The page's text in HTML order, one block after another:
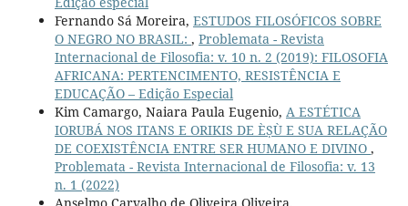
Fernando Sá Moreira, ESTUDOS FILOSÓFICOS SOBRE
O NEGRO NO BRASIL: , Problemata - Revista
Internacional de Filosofia: v. 10 n. 2 (2019): FILOSOFIA
AFRICANA: PERTENCIMENTO, RESISTÊNCIA E
EDUCAÇÃO – Edição Especial
Kim Camargo, Naiara Paula Eugenio, A ESTÉTICA
IORUBÁ NOS ITANS E ORIKIS DE ÈṢÙ E SUA RELAÇÃO
DE COEXISTÊNCIA ENTRE SER HUMANO E DIVINO ,
Problemata - Revista Internacional de Filosofia: v. 13
n. 1 (2022)